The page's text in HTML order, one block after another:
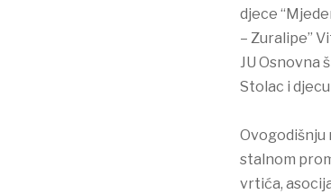
djece
– Zuralipe”
JU Osnovna
Stolac i
Ovogodišnju
stalnom
vrtića,